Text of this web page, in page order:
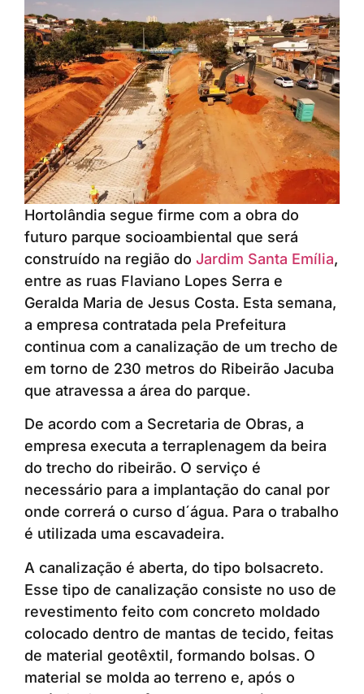
Hortolândia segue firme com a obra do
futuro parque socioambiental que será
construído na região do Jardim Santa Emília,
entre as ruas Flaviano Lopes Serra e
Geralda Maria de Jesus Costa. Esta semana,
a empresa contratada pela Prefeitura
continua com a canalização de um trecho de
em torno de 230 metros do Ribeirão Jacuba
que atravessa a área do parque.
De acordo com a Secretaria de Obras, a
empresa executa a terraplenagem da beira
do trecho do ribeirão. O serviço é
necessário para a implantação do canal por
onde correrá o curso d´água. Para o trabalho
é utilizada uma escavadeira.
A canalização é aberta, do tipo bolsacreto.
Esse tipo de canalização consiste no uso de
revestimento feito com concreto moldado
colocado dentro de mantas de tecido, feitas
de material geotêxtil, formando bolsas. O
material se molda ao terreno e, após o